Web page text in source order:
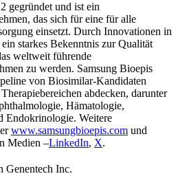
gegründet und ist ein
das sich für eine für alle
einsetzt. Durch Innovationen in
starkes Bekenntnis zur Qualität
weltweit führende
zu werden. Samsung Bioepis
von Biosimilar-Kandidaten
abdecken, darunter
Hämatologie,
Endokrinologie. Weitere
www.samsungbioepis.com und
Medien –LinkedIn, X.
Genentech Inc.